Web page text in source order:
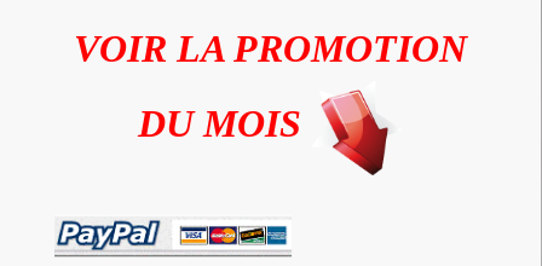
VOIR LA PROMOTION
DU MOIS